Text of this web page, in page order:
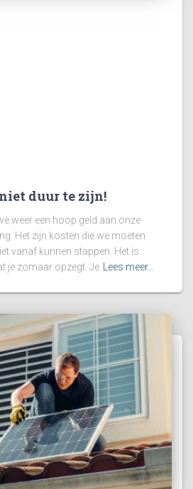
duur te zijn!
weer een hoop geld aan onze
Het zijn kosten die we moeten
vanaf kunnen stappen. Het is
je zomaar opzegt. Je
Lees meer…